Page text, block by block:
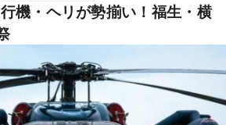
機・ヘリが勢揃い！福生・横